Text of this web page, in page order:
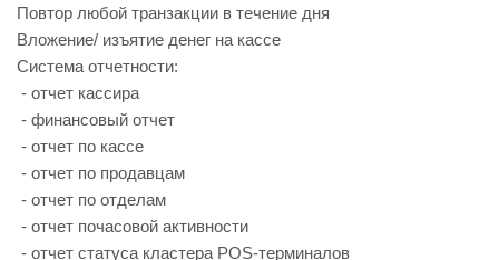
Повтор любой транзакции в течение дня
Вложение/ изъятие денег на кассе
Система отчетности:
- отчет кассира
- финансовый отчет
- отчет по кассе
- отчет по продавцам
- отчет по отделам
- отчет почасовой активности
- отчет статуса кластера POS-терминалов